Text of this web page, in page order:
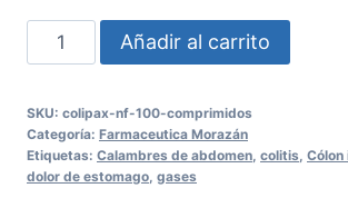
COLIPAX
NF
COMPRIMIDOS
cantidad
Añadir al carrito
SKU: colipax-nf-100-comprimidos
Categoría: Farmaceutica Morazán
Etiquetas: Calambres de abdomen colitis
dolor de estomago gases